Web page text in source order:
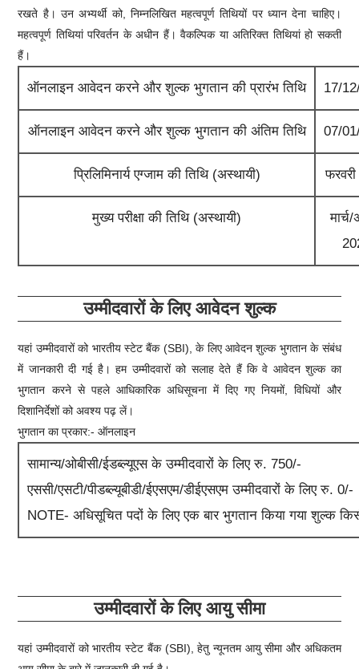
रखते है। उन अभ्यर्थी को, निम्नलिखित महत्वपूर्ण तिथियों पर ध्यान देना चाहिए।
महत्वपूर्ण तिथियां परिवर्तन के अधीन हैं। वैकल्पिक या अतिरिक्त तिथियां हो सकती
हैं।
ऑनलाइन आवेदन करने और शुल्क भुगतान की प्रारंभ तिथि 17/
ऑनलाइन आवेदन करने और शुल्क भुगतान की अंतिम तिथि 07/
प्रिलिमिनार्य एग्जाम की तिथि (अस्थायी)
मुख्य परीक्षा की तिथि (अस्थायी)
उम्मीदवारों के लिए आवेदन शुल्क
यहां उम्मीदवारों को भारतीय स्टेट बैंक (SBI), के लिए आवेदन शुल्क भुगतान के संबंध
में जानकारी दी गई है। हम उम्मीदवारों को सलाह देते हैं कि वे आवेदन शुल्क का
भुगतान करने से पहले आधिकारिक अधिसूचना में दिए गए नियमों, विधियों और
दिशानिर्देशों को अवश्य पढ़ लें।
भुगतान का प्रकार:- ऑनलाइन
सामान्य/ओबीसी/ईडब्ल्यूएस के उम्मीदवारों के लिए रु. 750/-
एससी/एसटी/पीडब्ल्यूबीडी/ईएसएम/डीईएसएम उम्मीदवारों के लिए रु. 0/-
NOTE- अधिसूचित पदों के लिए एक बार भुगतान किया गया शुल्क
उम्मीदवारों के लिए आयु सीमा
यहां उम्मीदवारों को भारतीय स्टेट बैंक (SBI), हेतु न्यूनतम आयु सीमा और अधिकतम